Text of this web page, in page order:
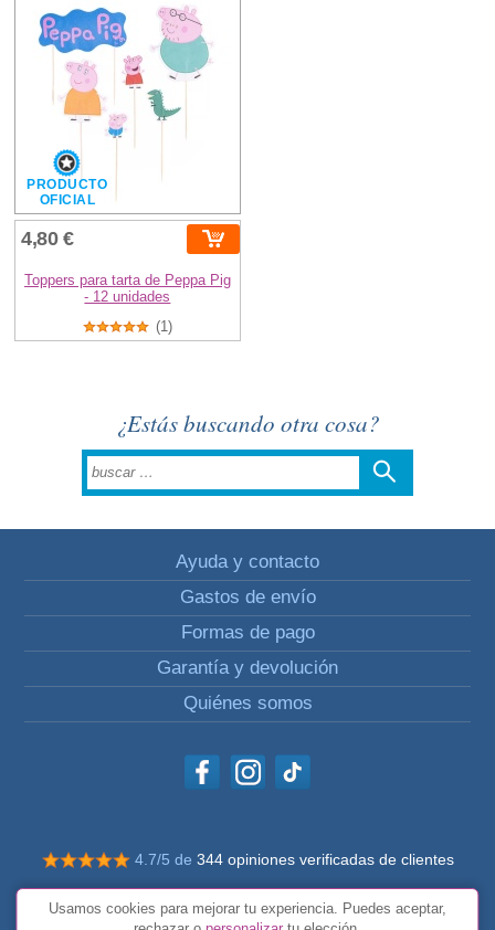
PRODUCTO
OFICIAL
4,80 €
Toppers para tarta de Peppa Pig
- 12 unidades
(1)
¿Estás buscando otra cosa?
Ayuda y contacto
Gastos de envío
Formas de pago
Garantía y devolución
Quiénes somos
4.7/5 de 344 opiniones verificadas de clientes
© Todos los derechos reservados Impulsivos
Condiciones generales
Usamos cookies para mejorar tu experiencia. Puedes aceptar,